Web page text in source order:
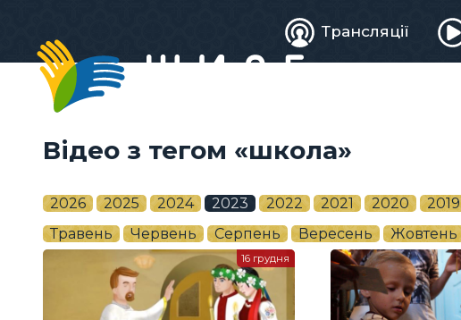
Живе
телебачення
Трансляції
Відео з тегом «школа»
2026 2025 2024 2023 2022 2021 2020 2019
Травень
Червень Серпень Вересень Жовтень
16 грудня